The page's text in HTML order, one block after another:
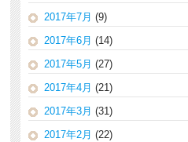
2017年7月 (9)
2017年6月 (14)
2017年5月 (27)
2017年4月 (21)
2017年3月 (31)
2017年2月 (22)